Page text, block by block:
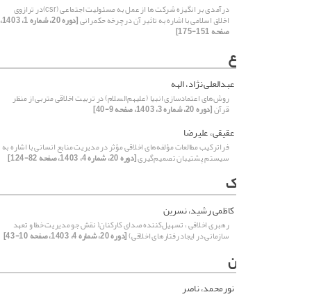
درآمدی بر انگیزه شرکت ها از عمل به مسئولیت اجتماعی (csr)در ترازوی
اخلاق اسلامی با اشاره به تاثیر آن در چرخه حکمرانی [دوره 20، شماره 1، 1403،
صفحه 151-175]
ع
عبدالعلی نژاد، الهه
روش‌های اعتمادسازی انبیا (علیهم‌السلام) در تربیت اخلاقی متربی از منظر
قرآن[دوره 20، شماره 3، 1403، صفحه 9-40]
عقیقی، علیرضا
فراترکیب مطالعات مؤلفه‌های اخلاقی مؤثر در مدیریت منابع انسانی با اشاره به
سیستم پشتیبان تصمیم‌گیری[دوره 20، شماره 4، 1403، صفحه 82-124]
ک
کاظمی رشید، نسرین
رهبری اخلاقی ، تسهیل‌کننده صدای کارکنان( نقش جو مدیریت خطا و تعهد
سازمانی در ایجاد رفتارهای اخلاقی)[دوره 20، شماره 4، 1403، صفحه 10-43]
ن
نورمحمد، ناصر